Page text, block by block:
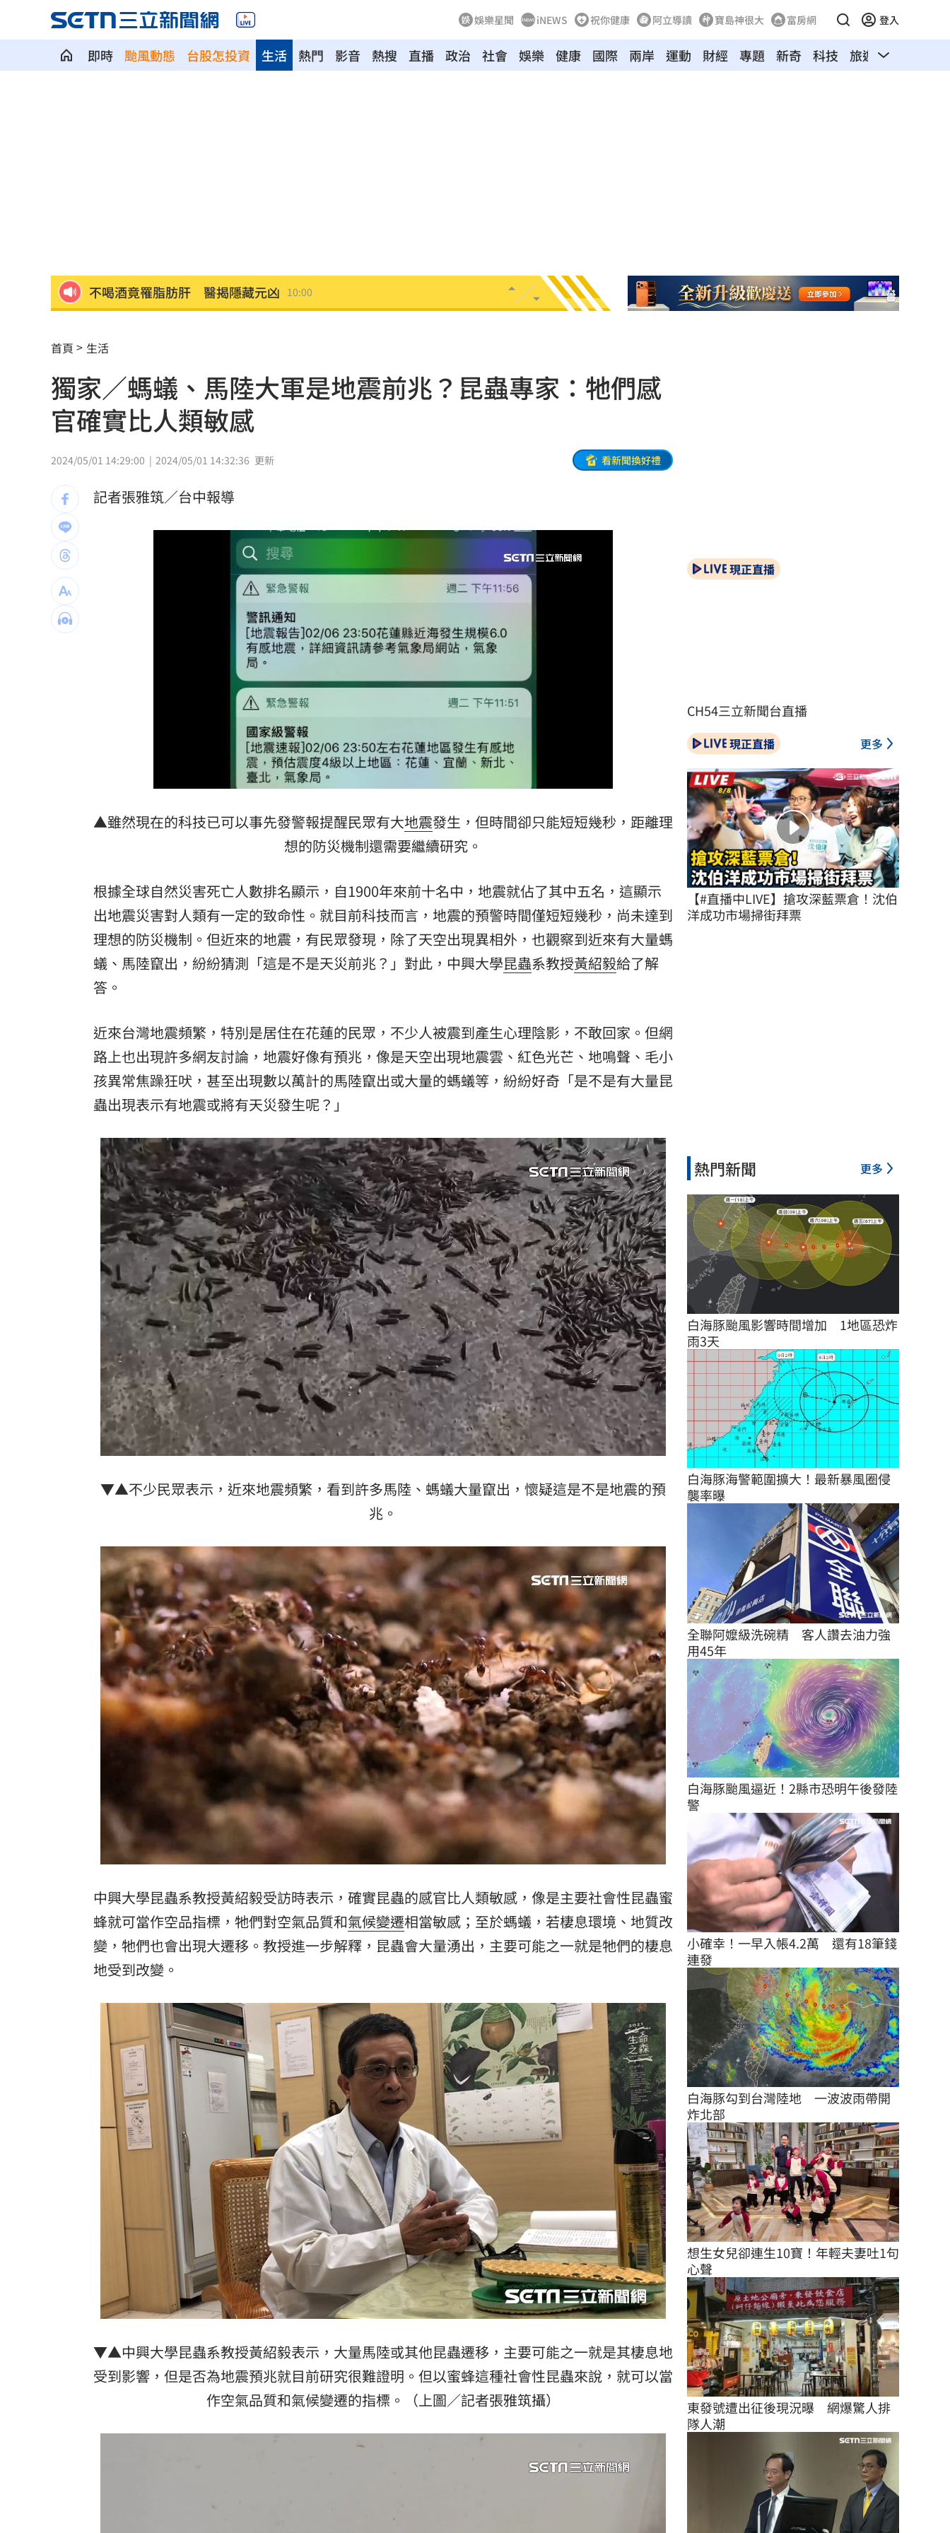
娛樂星聞 iNEWS 祝你健康 阿立導讀 寶島神很大 富房網 登入
即時 颱風動態 台股怎投資 熱門 影音 熱搜 直播 政治 社會 娛樂
生活 健康 國際 兩岸 運動 財經 專題 新奇 科技 旅遊 汽車
不喝酒竟罹脂肪肝 醫揭隱藏元凶 10:00
有望放颱風假？白海豚最新暴風侵襲率曝光
白海豚今晚到明天最靠近 風雨搖滾區曝光 09:55
見自由之家 林佳龍：台灣經驗受國際重視
網友曬截圖控女友曾當小三 姜厚任回應了
不滿長期被碎念 尪抓狂揮金屬拐杖殺妻
母入獄陸軍兒探監逃兵…躲一年判拘役59天
邱瓈寬公司營收衰退 點名王心凌、楊丞琳
收重複訂購郵件！他急做1事積蓄瞬間蒸發
裘莉哥哥出櫃 認了：「我是同性戀」 09:23
楚奧特第6次在生日開轟 成MLB史上第3人 09:18
漢光演習遇父親節 賴清德感性致謝國軍
父親節少了爸爸 林逸欣哭揭他生前暖舉 09:17
雲林羊肉染戴奧辛！食藥署曝最新稽查進度
5歲女62%燒傷搶救2個月！他曝父親節願望
三立iNEWS新聞台線上直播 18:00
商場戰國來臨 台中「頂奢大道」逐漸成形 12:00
台彩父親節推新刮刮樂千萬頭獎超「爸」氣 12:00
8國球員齊聚高雄 Formosa 7s掀足球熱潮 10:00
理想混蛋號召粉絲跨海追星吃美食！ 18:15
首頁 生活
獨家／螞蟻、馬陸大軍是地震前兆？昆蟲專家：牠們感
官確實比人類敏感
2024/05/01 14:29:00 2024/05/01 14:32:36 更新 看新聞換好禮
記者張雅筑／台中報導
▲雖然現在的科技已可以事先發警報提醒民眾有大地震發生，但時間卻只能短短幾秒，距離理
想的防災機制還需要繼續研究。
根據全球自然災害死亡人數排名顯示，自1900年來前十名中，地震就佔了其中五名，這顯示
出地震災害對人類有一定的致命性。就目前科技而言，地震的預警時間僅短短幾秒，尚未達到
理想的防災機制。但近來的地震，有民眾發現，除了天空出現異相外，也觀察到近來有大量螞
蟻 、馬陸竄出，紛紛猜測「這是不是天災前兆？」對此，中興大學昆蟲系教授黃紹毅給了解
答。
近來台灣地震頻繁，特別是居住在花蓮的民眾，不少人被震到產生心理陰影，不敢回家。但網
路上也出現許多網友討論，地震好像有預兆，像是天空出現地震雲、紅色光芒、地鳴聲、毛小
孩異常焦躁狂吠，甚至出現數以萬計的馬陸竄出或大量的螞蟻等，紛紛好奇「是不是有大量昆
蟲出現表示有地震或將有天災發生呢？」
▼▲不少民眾表示，近來地震頻繁，看到許多馬陸、螞蟻大量竄出，懷疑這是不是地震的預
兆。
中興大學昆蟲系教授黃紹毅受訪時表示，確實昆蟲的感官比人類敏感，像是主要社會性昆蟲蜜
蜂就可當作空品指標，牠們對空氣品質和氣候變遷相當敏感；至於螞蟻，若棲息環境、地質改
變，牠們也會出現大遷移。教授進一步解釋，昆蟲會大量湧出，主要可能之一就是牠們的棲息
地受到改變。
▼▲中興大學昆蟲系教授黃紹毅表示，大量馬陸或其他昆蟲遷移，主要可能之一就是其棲息地
受到影響，但是否為地震預兆就目前研究很難證明。但以蜜蜂這種社會性昆蟲來說，就可以當
作空氣品質和氣候變遷的指標。（上圖／記者張雅筑攝）
現正直播
CH54三立新聞台直播
現正直播 更多
【#直播中LIVE】搶攻深藍票倉！沈伯
洋成功市場掃街拜票
熱門新聞 更多
白海豚颱風影響時間增加　1地區恐炸
雨3天
白海豚海警範圍擴大！最新暴風圈侵
襲率曝
全聯阿嬤級洗碗精　客人讚去油力強
用45年
白海豚颱風逼近！2縣市恐明午後發陸
警
小確幸！一早入帳4.2萬　還有18筆錢
連發
白海豚勾到台灣陸地　一波波雨帶開
炸北部
想生女兒卻連生10寶！年輕夫妻吐1句
心聲
東發號遭出征後現況曝　網爆驚人排
隊人潮